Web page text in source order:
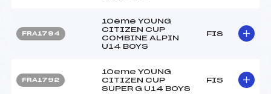
FRA1794
10eme YOUNG
CITIZEN CUP
COMBINE ALPIN
U14 BOYS
FIS
FRA1792
10eme YOUNG
CITIZEN CUP
SUPER G U14 BOYS
FIS